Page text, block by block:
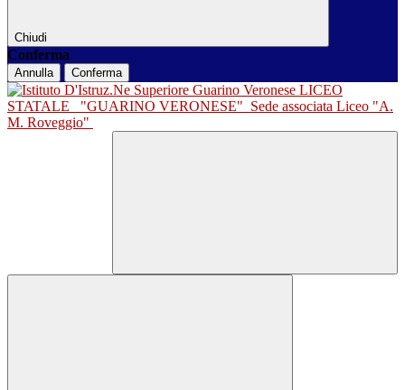
Chiudi
Conferma
Annulla Conferma
LICEO
STATALE
"GUARINO VERONESE" Sede associata Liceo "A.
M. Roveggio"